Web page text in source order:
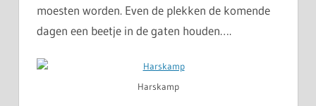
moesten worden. Even de plekken de komende
dagen een beetje in de gaten houden….
Harskamp